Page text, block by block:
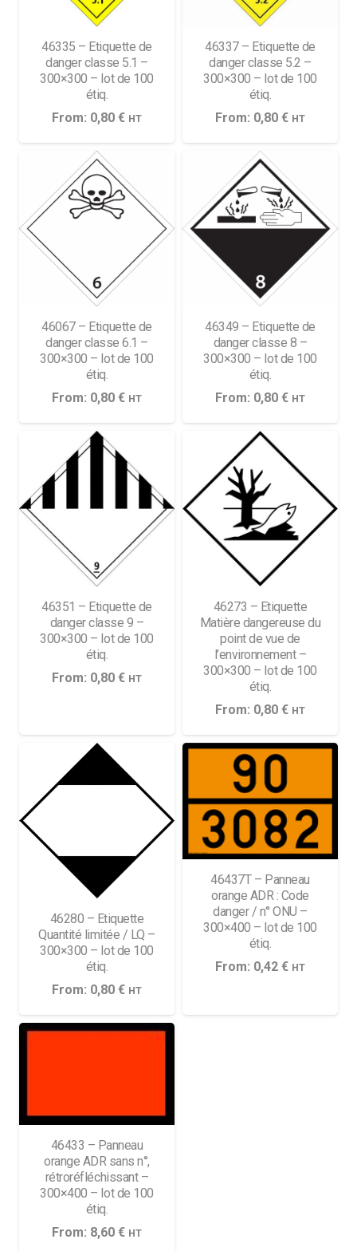
46335 – Etiquette de
danger classe 5.1 –
300×300 – lot de 100
étiq.
From: 0,80 € HT
46337 – Etiquette de
danger classe 5.2 –
300×300 – lot de 100
étiq.
From: 0,80 € HT
46067 – Etiquette de
danger classe 6.1 –
300×300 – lot de 100
étiq.
From: 0,80 € HT
46349 – Etiquette de
danger classe 8 –
300×300 – lot de 100
étiq.
From: 0,80 € HT
46351 – Etiquette de
danger classe 9 –
300×300 – lot de 100
étiq.
From: 0,80 € HT
46273 – Etiquette
Matière dangereuse du
point de vue de
l’environnement –
300×300 – lot de 100
étiq.
From: 0,80 € HT
46280 – Etiquette
Quantité limitée / LQ –
300×300 – lot de 100
étiq.
From: 0,80 € HT
46437T – Panneau
orange ADR : Code
danger / n° ONU –
300×400 – lot de 100
étiq.
From: 0,42 € HT
46433 – Panneau
orange ADR sans n°,
rétroréfléchissant –
300×400 – lot de 100
étiq.
From: 8,60 € HT